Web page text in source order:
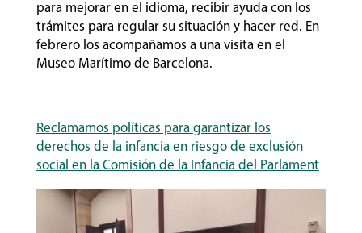
para mejorar en el idioma, recibir ayuda con los
trámites para regular su situación y hacer red. En
febrero los acompañamos a una visita en el
Museo Marítimo de Barcelona.
Reclamamos políticas para garantizar los
derechos de la infancia en riesgo de exclusión
social en la Comisión de la Infancia del Parlament